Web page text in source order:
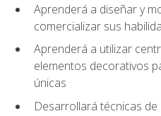
Aprenderá a diseñar y
comercializar sus
Aprenderá a utilizar
elementos decorativos
únicas
Desarrollará técnicas